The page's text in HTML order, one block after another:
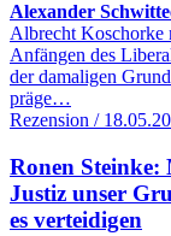
Alexander
Albrecht Koschorke
Anfängen des
der damaligen
präge…
Rezension /
Ronen Steinke:
Justiz unser
es verteidigen